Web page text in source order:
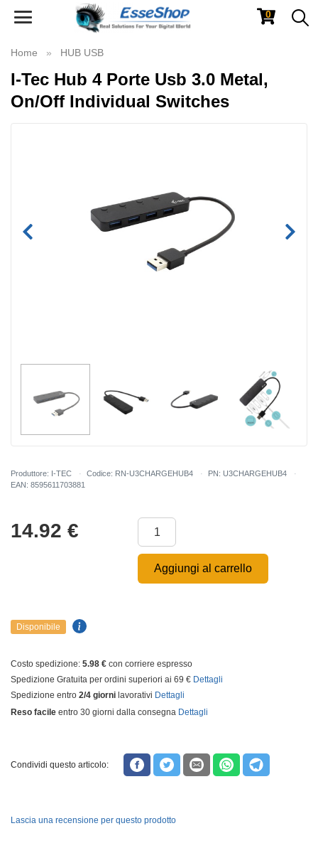
Toggle
0
Home HUB USB
I-Tec Hub 4 Porte Usb 3.0 Metal,
On/Off Individual Switches
Produttore: I-TEC Codice: RN-U3CHARGEHUB4
PN: U3CHARGEHUB4
EAN: 8595611703881
14.92 €
Aggiungi al carrello
Disponibile
Costo spedizione: 5.98 € con corriere espresso
Spedizione Gratuita per ordini superiori ai 69 € Dettagli
Spedizione entro 2/4 giorni lavorativi Dettagli
Reso facile entro 30 giorni dalla consegna Dettagli
Condividi questo articolo:
Lascia una recensione per questo prodotto